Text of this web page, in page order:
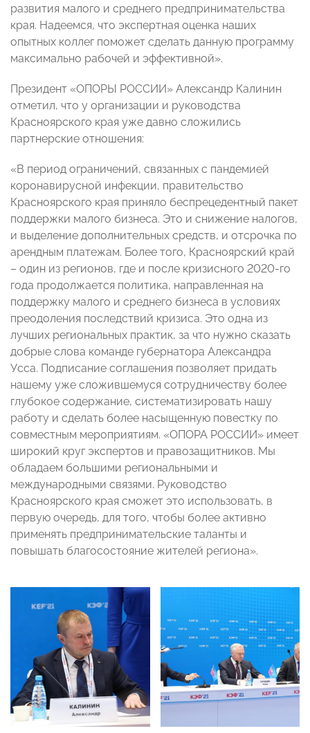
развития малого и среднего предпринимательства
края. Надеемся, что экспертная оценка наших
опытных коллег поможет сделать данную программу
максимально рабочей и эффективной».
Президент «ОПОРЫ РОССИИ» Александр Калинин
отметил, что у организации и руководства
Красноярского края уже давно сложились
партнерские отношения:
«В период ограничений, связанных с пандемией
коронавирусной инфекции, правительство
Красноярского края приняло беспрецедентный пакет
поддержки малого бизнеса. Это и снижение налогов,
и выделение дополнительных средств, и отсрочка по
арендным платежам. Более того, Красноярский край
– один из регионов, где и после кризисного 2020-го
года продолжается политика, направленная на
поддержку малого и среднего бизнеса в условиях
преодоления последствий кризиса. Это одна из
лучших региональных практик, за что нужно сказать
добрые слова команде губернатора Александра
Усса. Подписание соглашения позволяет придать
нашему уже сложившемуся сотрудничеству более
глубокое содержание, систематизировать нашу
работу и сделать более насыщенную повестку по
совместным мероприятиям. «ОПОРА РОССИИ» имеет
широкий круг экспертов и правозащитников. Мы
обладаем большими региональными и
международными связями. Руководство
Красноярского края сможет это использовать, в
первую очередь, для того, чтобы более активно
применять предпринимательские таланты и
повышать благосостояние жителей региона».